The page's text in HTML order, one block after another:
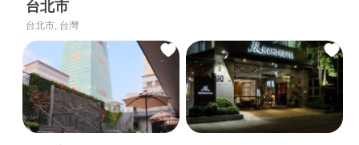
台北市
台北市, 台灣